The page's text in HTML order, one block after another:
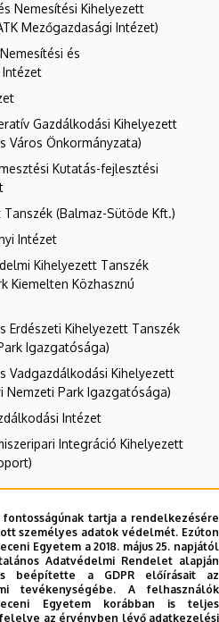
Nemesítési Kihelyezett
Mezőgazdasági Intézet)
és
Gazdálkodási Kihelyezett
Város Önkormányzata)
Kutatás-fejlesztési
(Balmaz-Sütöde Kft.)
Intézet
Kihelyezett Tanszék
Kiemelten Közhasznú
Erdészeti Kihelyezett Tanszék
Igazgatósága)
Vadgazdálkodási Kihelyezett
Nemzeti Park Igazgatósága)
Intézet
Integráció Kihelyezett
igénylése a DE
személyek rögzítése a
|Súgó|Hibabejelentés
tartja a rendelkezésére
személyes adatok védelmét. Ezúton
Egyetem a 2018. május 25. napjától
Adatvédelmi Rendelet alapján
beépítette a GDPR előírásait az
tevékenységébe. A felhasználók
Egyetem korábban is teljes
az érvényben lévő adatkezelési